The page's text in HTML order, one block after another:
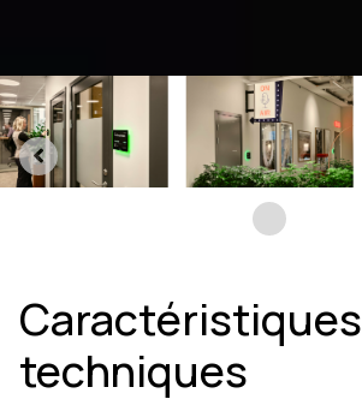
Caractéristiques
techniques